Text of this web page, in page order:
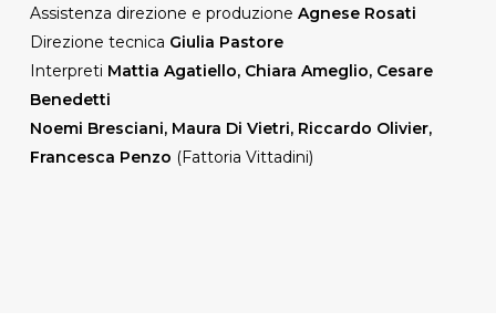
Assistenza direzione e produzione Agnese Rosati
Direzione tecnica Giulia Pastore
Interpreti Mattia Agatiello, Chiara Ameglio, Cesare
Benedetti
Noemi Bresciani, Maura Di Vietri, Riccardo Olivier,
Francesca Penzo (Fattoria Vittadini)